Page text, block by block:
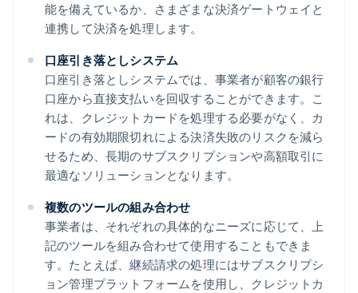
能を備えているか、さまざまな決済ゲートウェイと
連携して決済を処理します。
口座引き落としシステム
口座引き落としシステムでは、事業者が顧客の銀行
口座から直接支払いを回収することができます。こ
れは、クレジットカードを処理する必要がなく、カ
ードの有効期限切れによる決済失敗のリスクを減ら
せるため、長期のサブスクリプションや高額取引に
最適なソリューションとなります。
複数のツールの組み合わせ
事業者は、それぞれの具体的なニーズに応じて、上
記のツールを組み合わせて使用することもできま
す。たとえば、継続請求の処理にはサブスクリプシ
ョン管理プラットフォームを使用し、クレジットカ